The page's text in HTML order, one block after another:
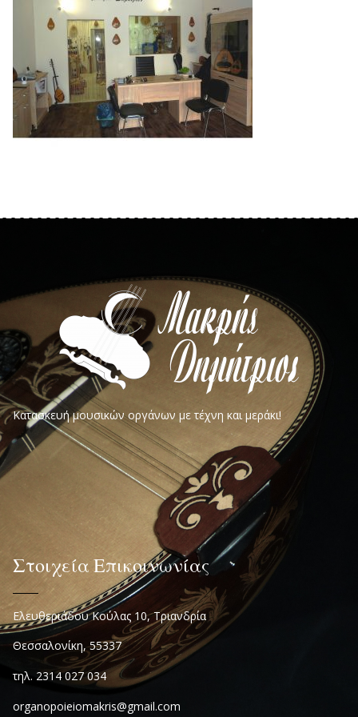
Κατασκευή μουσικών οργάνων με τέχνη και μεράκι!
Στοιχεία Επικοινωνίας
Ελευθεριάδου Κούλας 10, Τριανδρία
Θεσσαλονίκη, 55337
τηλ. 2314 027 034
organopoieiomakris@gmail.com